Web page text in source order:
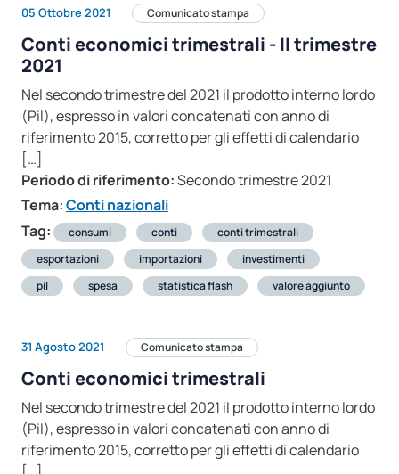
05 Ottobre 2021 Comunicato stampa
Conti economici trimestrali - II trimestre
2021
Nel secondo trimestre del 2021 il prodotto interno lordo
(Pil), espresso in valori concatenati con anno di
riferimento 2015, corretto per gli effetti di calendario
[…]
Periodo di riferimento:Secondo trimestre 2021
Tema:Conti nazionali
Tag:
consumi conti
conti trimestrali
esportazioni
importazioni
investimenti
pil
spesa statistica flash valore aggiunto
31 Agosto 2021 Comunicato stampa
Conti economici trimestrali
Nel secondo trimestre del 2021 il prodotto interno lordo
(Pil), espresso in valori concatenati con anno di
riferimento 2015, corretto per gli effetti di calendario